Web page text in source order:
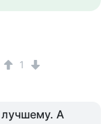
1
А